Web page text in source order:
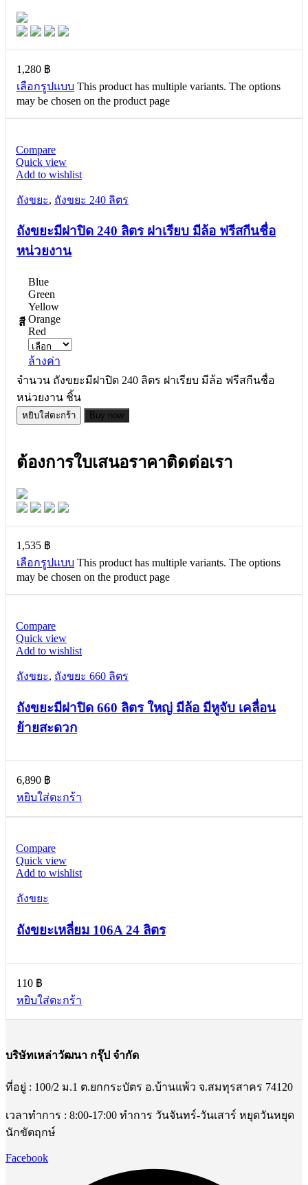
1,280 ฿
เลือกรูปแบบ This product has multiple variants. The options
may be chosen on the product page
Compare
Quick view
Add to wishlist
ถังขยะ, ถังขยะ 240 ลิตร
ถังขยะมีฝาปิด 240 ลิตร ฝาเรียบ มีล้อ ฟรีสกีนชื่อ
หน่วยงาน
สี
Blue
Green
Yellow
Orange
Red
ล้างค่า
จำนวน ถังขยะมีฝาปิด 240 ลิตร ฝาเรียบ มีล้อ ฟรีสกีนชื่อ
หน่วยงาน ชิ้น
หยิบใส่ตะกร้า Buy now
ต้องการใบเสนอราคาติดต่อเรา
1,535 ฿
เลือกรูปแบบ This product has multiple variants. The options
may be chosen on the product page
Compare
Quick view
Add to wishlist
ถังขยะ, ถังขยะ 660 ลิตร
ถังขยะมีฝาปิด 660 ลิตร ใหญ่ มีล้อ มีหูจับ เคลื่อน
ย้ายสะดวก
6,890 ฿
หยิบใส่ตะกร้า
Compare
Quick view
Add to wishlist
ถังขยะ
ถังขยะเหลี่ยม 106A 24 ลิตร
110 ฿
หยิบใส่ตะกร้า
บริษัทเหล่าวัฒนา กรุ๊ป จำกัด
ที่อยู่ : 100/2 ม.1 ต.ยกกระบัตร อ.บ้านแพ้ว จ.สมทุรสาคร 74120
เวลาทำการ : 8:00-17:00 ทำการ วันจันทร์-วันเสาร์ หยุดวันหยุด
นักขัตฤกษ์
Facebook